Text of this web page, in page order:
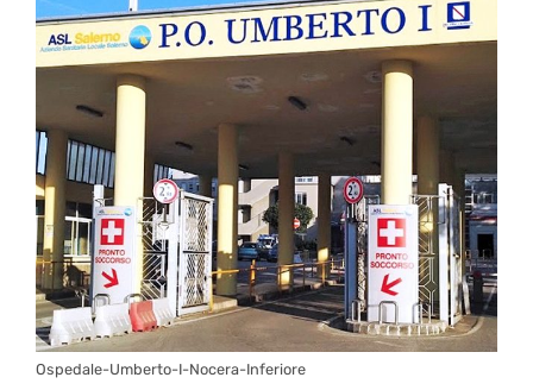
Ospedale-Umberto-I-Nocera-Inferiore